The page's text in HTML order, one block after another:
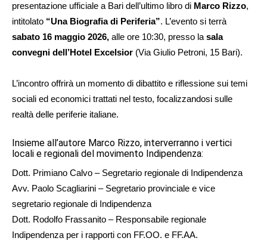
presentazione ufficiale a Bari dell’ultimo libro di Marco Rizzo,
intitolato “Una Biografia di Periferia”. L’evento si terrà
sabato 16 maggio 2026, alle ore 10:30, presso la sala
convegni dell’Hotel Excelsior (Via Giulio Petroni, 15 Bari).
L’incontro offrirà un momento di dibattito e riflessione sui temi
sociali ed economici trattati nel testo, focalizzandosi sulle
realtà delle periferie italiane.
Insieme all’autore Marco Rizzo, interverranno i vertici
locali e regionali del movimento Indipendenza:
Dott. Primiano Calvo – Segretario regionale di Indipendenza
Avv. Paolo Scagliarini – Segretario provinciale e vice
segretario regionale di Indipendenza
Dott. Rodolfo Frassanito – Responsabile regionale
Indipendenza per i rapporti con FF.OO. e FF.AA.